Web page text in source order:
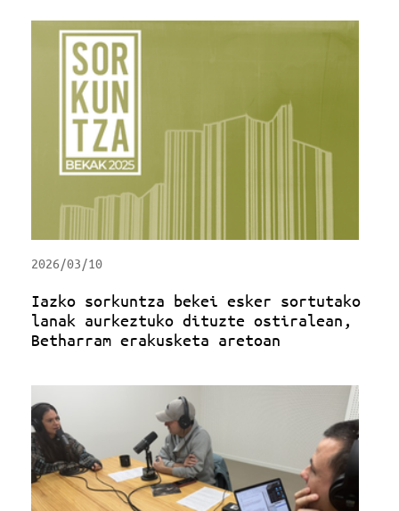
2026/03/10
Iazko sorkuntza bekei esker sortutako
lanak aurkeztuko dituzte ostiralean,
Betharram erakusketa aretoan